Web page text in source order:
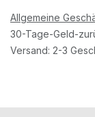
Allgemeine
30-Tage-Geld-
Versand: 2-3